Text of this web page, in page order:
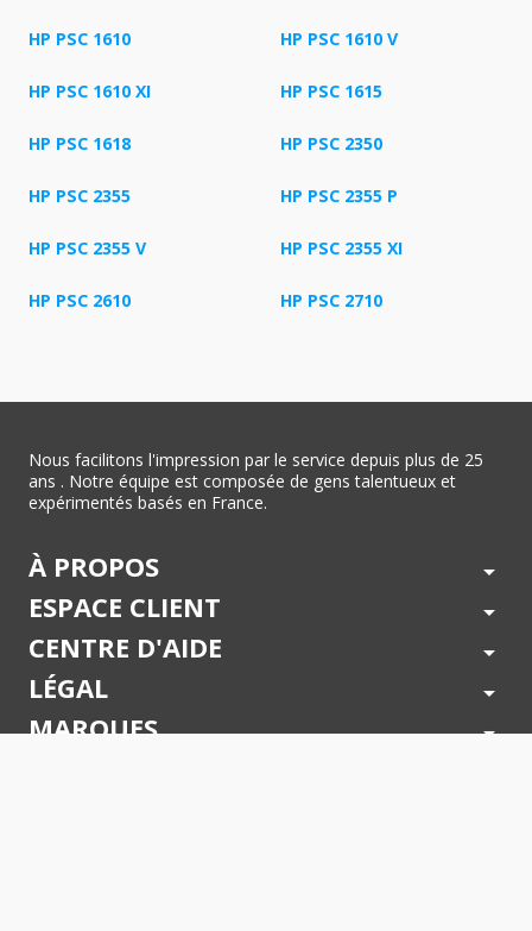
HP PSC 1610 HP PSC 1610 V
HP PSC 1610 XI HP PSC 1615
HP PSC 1618 HP PSC 2350
HP PSC 2355 HP PSC 2355 P
HP PSC 2355 V HP PSC 2355 XI
HP PSC 2610 HP PSC 2710
Nous facilitons l'impression par le service depuis plus de 25
ans . Notre équipe est composée de gens talentueux et
expérimentés basés en France.
À PROPOS arrow_drop_down
ESPACE CLIENT arrow_drop_down
CENTRE D'AIDE arrow_drop_down
LÉGAL arrow_drop_down
MARQUES arrow_drop_down